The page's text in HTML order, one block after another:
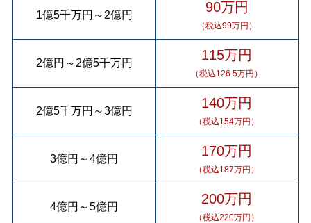
1億5千万円 ～ 2億円 90万円
（税込99万円）
2億円 ～ 2億5千万円 115万円
（税込126.5万円）
2億5千万円 ～3億円 140万円
（税込154万円）
3億円 ～4億円 170万円
（税込187万円）
4億円 ～ 5億円 200万円
（税込220万円）